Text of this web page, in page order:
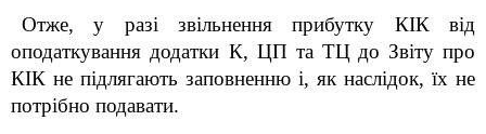
Отже, у разі звільнення прибутку КІК від
оподаткування додатки К, ЦП та ТЦ до Звіту про
КІК не підлягають заповненню і, як наслідок, їх не
потрібно подавати.